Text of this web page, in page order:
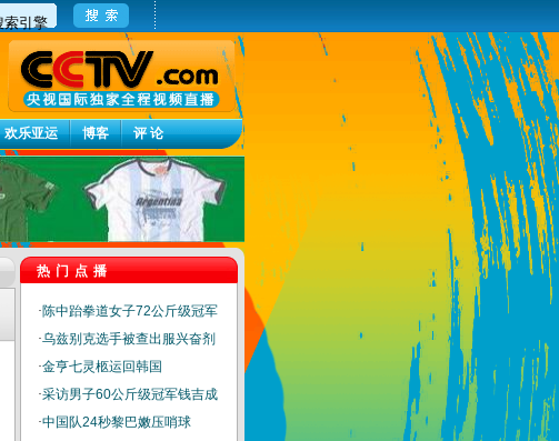
欢乐亚运 博客 评 论
热门点播
·陈中跆拳道女子72公斤级冠军
·乌兹别克选手被查出服兴奋剂
·金亨七灵柩运回韩国
·采访男子60公斤级冠军钱吉成
·中国队24秒黎巴嫩压哨球